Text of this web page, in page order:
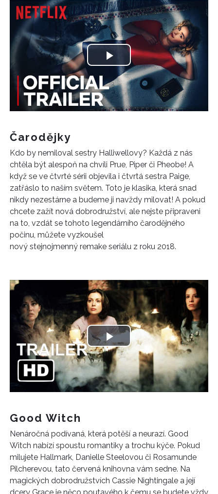
Play
Video
Čarodějky
Kdo by nemiloval sestry Halliwellovy? Každá z nás
chtěla být alespoň na chvíli Prue, Piper či Pheobe! A
když se ve čtvrté sérii objevila i čtvrtá sestra Paige,
zatřáslo to naším světem. Toto je klasika, která snad
nikdy nezestárne a budeme ji navždy milovat! A pokud
chcete zažít nová dobrodružství, ale nejste připraveni
na to, vzdát se tohoto legendárního čarodějného
počinu, můžete vyzkoušel
nový stejnojmenný remake seriálu z roku 2018.
Play
Video
Good Witch
Nenáročná podívaná, která potěší a neurazí. Good
Witch nabízí spoustu romantiky a trochu kýče. Pokud
milujete Hallmark, Danielle Steelovou či Rosamunde
Pilcherevou, tato červená knihovna vám sedne. Na
magických dobrodružstvích Cassie Nightingale a její